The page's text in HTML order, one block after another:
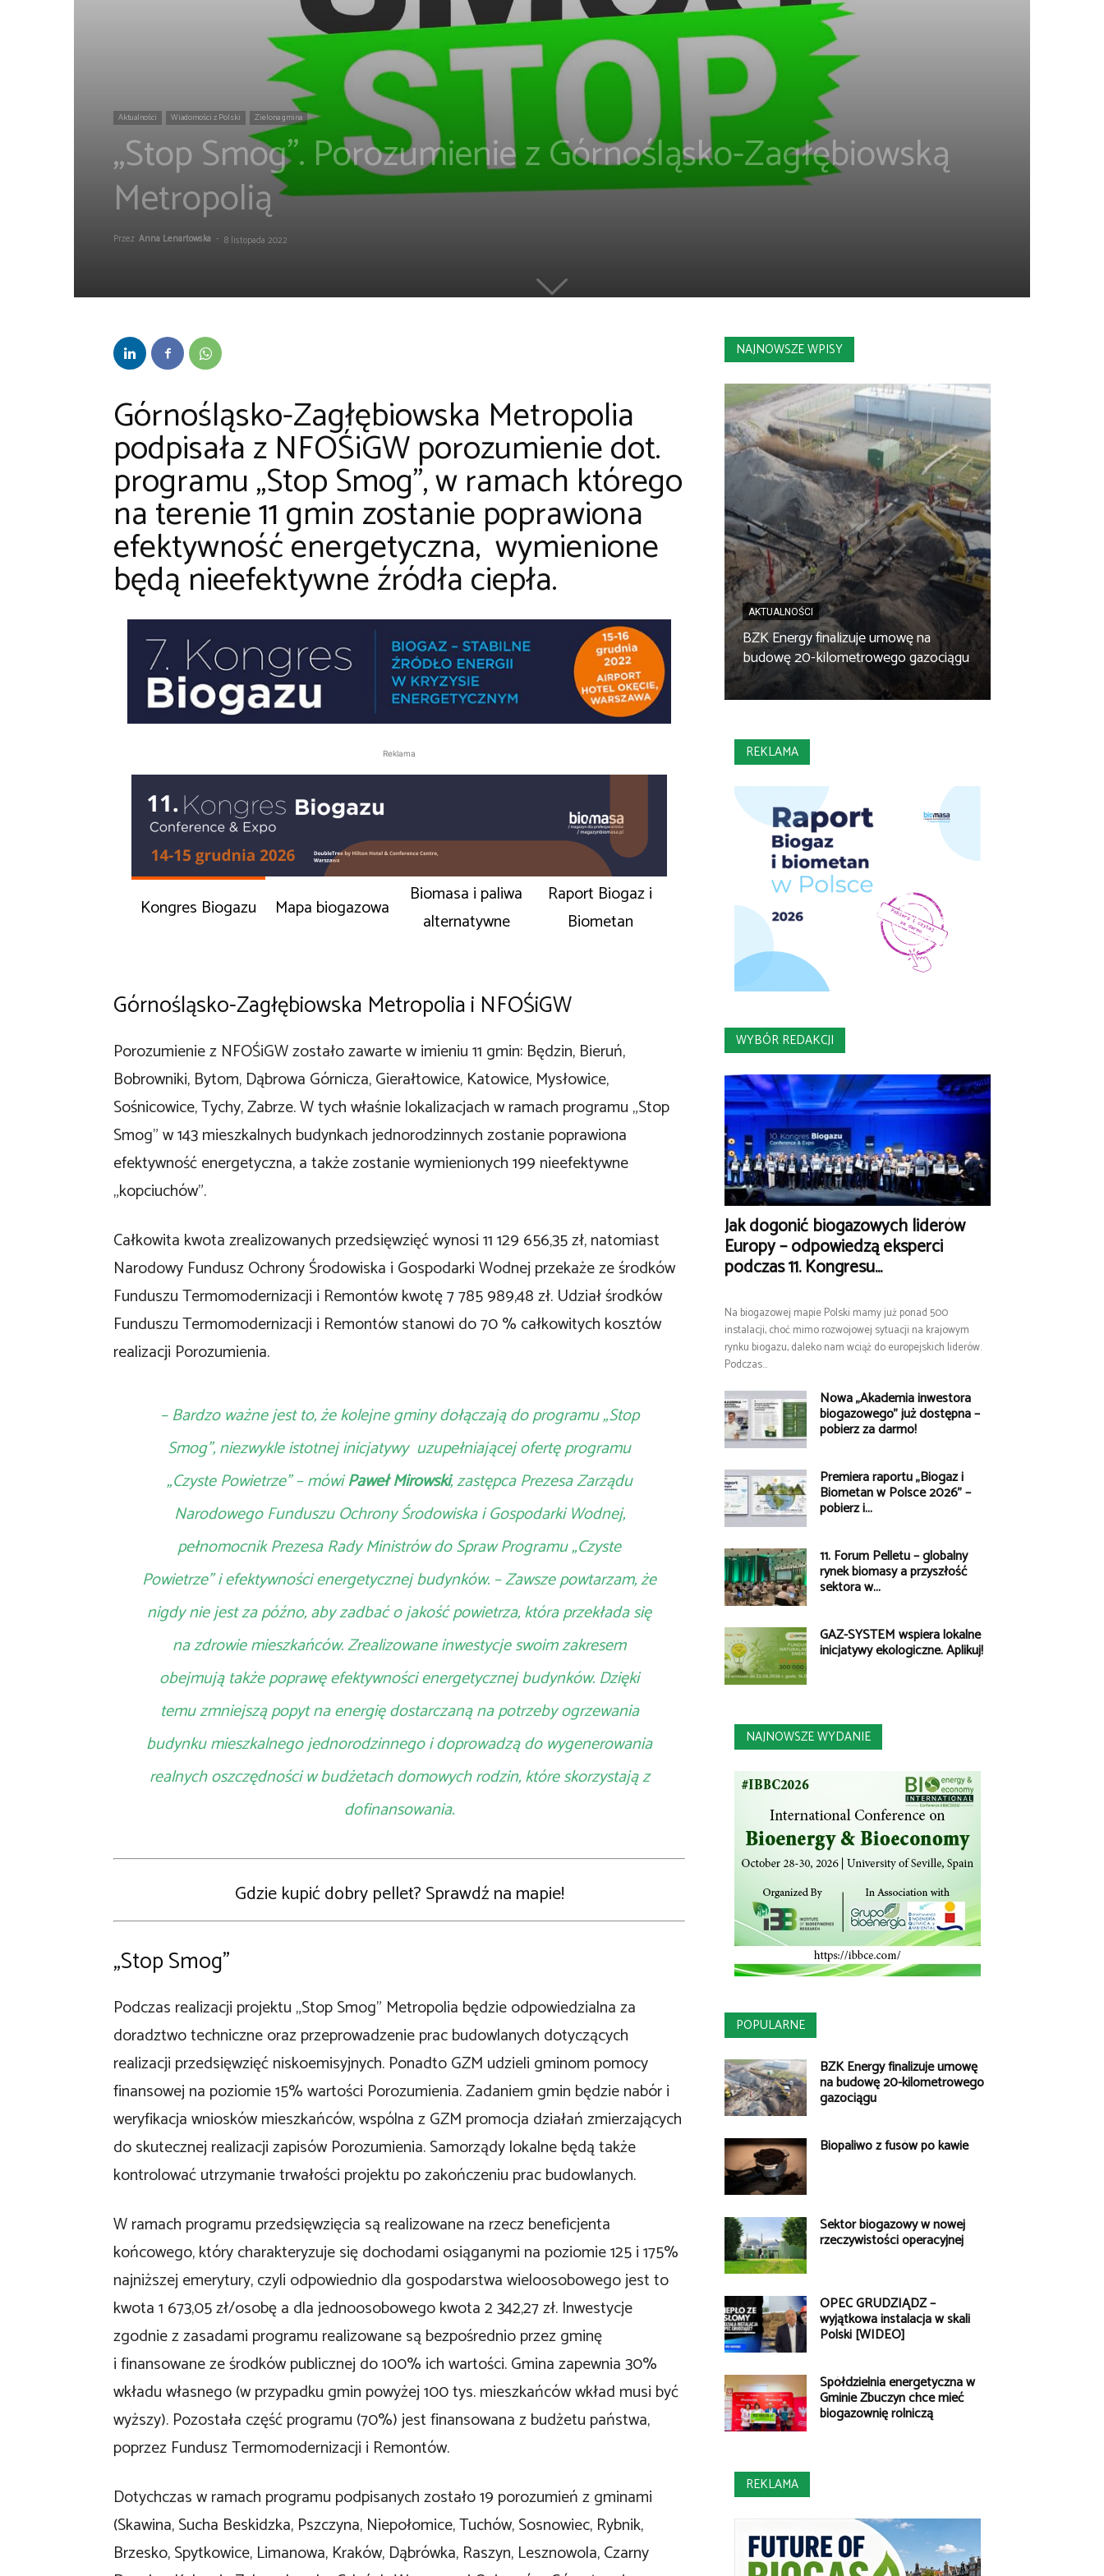
Aktualności Wiadomości z Polski Zielona gmina
„Stop Smog”. Porozumienie z Górnośląsko-Zagłębiowską
Metropolią
Przez Anna Lenartowska - 8 listopada 2022
Górnośląsko-Zagłębiowska Metropolia
podpisała z NFOŚiGW porozumienie dot.
programu „Stop Smog”, w ramach którego
na terenie 11 gmin zostanie poprawiona
efektywność energetyczna, wymienione
będą nieefektywne źródła ciepła.
Reklama
Kongres Biogazu Mapa biogazowa
Biomasa i paliwa
alternatywne
Raport Biogaz i
Biometan
Górnośląsko-Zagłębiowska Metropolia i NFOŚiGW
Porozumienie z NFOŚiGW zostało zawarte w imieniu 11 gmin: Będzin, Bieruń,
Bobrowniki, Bytom, Dąbrowa Górnicza, Gierałtowice, Katowice, Mysłowice,
Sośnicowice, Tychy, Zabrze. W tych właśnie lokalizacjach w ramach programu „Stop
Smog” w 143 mieszkalnych budynkach jednorodzinnych zostanie poprawiona
efektywność energetyczna, a także zostanie wymienionych 199 nieefektywne
„kopciuchów”.
Całkowita kwota zrealizowanych przedsięwzięć wynosi 11 129 656,35 zł, natomiast
Narodowy Fundusz Ochrony Środowiska i Gospodarki Wodnej przekaże ze środków
Funduszu Termomodernizacji i Remontów kwotę 7 785 989,48 zł. Udział środków
Funduszu Termomodernizacji i Remontów stanowi do 70 % całkowitych kosztów
realizacji Porozumienia.
– Bardzo ważne jest to, że kolejne gminy dołączają do programu „Stop
Smog”, niezwykle istotnej inicjatywy uzupełniającej ofertę programu
„Czyste Powietrze” – mówiPaweł Mirowski, zastępca Prezesa Zarządu
Narodowego Funduszu Ochrony Środowiska i Gospodarki Wodnej,
pełnomocnik Prezesa Rady Ministrów do Spraw Programu „Czyste
Powietrze” i efektywności energetycznej budynków. – Zawsze powtarzam, że
nigdy nie jest za późno, aby zadbać o jakość powietrza, która przekłada się
na zdrowie mieszkańców. Zrealizowane inwestycje swoim zakresem
obejmują także poprawę efektywności energetycznej budynków. Dzięki
temu zmniejszą popyt na energię dostarczaną na potrzeby ogrzewania
budynku mieszkalnego jednorodzinnego i doprowadzą do wygenerowania
realnych oszczędności w budżetach domowych rodzin, które skorzystają z
dofinansowania.
Gdzie kupić dobry pellet? Sprawdź na mapie!
„Stop Smog”
Podczas realizacji projektu „Stop Smog” Metropolia będzie odpowiedzialna za
doradztwo techniczne oraz przeprowadzenie prac budowlanych dotyczących
realizacji przedsięwzięć niskoemisyjnych. Ponadto GZM udzieli gminom pomocy
finansowej na poziomie 15% wartości Porozumienia. Zadaniem gmin będzie nabór i
weryfikacja wniosków mieszkańców, wspólna z GZM promocja działań zmierzających
do skutecznej realizacji zapisów Porozumienia. Samorządy lokalne będą także
kontrolować utrzymanie trwałości projektu po zakończeniu prac budowlanych.
W ramach programu przedsięwzięcia są realizowane na rzecz beneficjenta
końcowego, który charakteryzuje się dochodami osiąganymi na poziomie 125 i 175%
najniższej emerytury, czyli odpowiednio dla gospodarstwa wieloosobowego jest to
kwota 1 673,05 zł/osobę a dla jednoosobowego kwota 2 342,27 zł. Inwestycje
zgodnie z zasadami programu realizowane są bezpośrednio przez gminę
i finansowane ze środków publicznej do 100% ich wartości. Gmina zapewnia 30%
wkładu własnego (w przypadku gmin powyżej 100 tys. mieszkańców wkład musi być
wyższy). Pozostała część programu (70%) jest finansowana z budżetu państwa,
poprzez Fundusz Termomodernizacji i Remontów.
Dotychczas w ramach programu podpisanych zostało 19 porozumień z gminami
(Skawina, Sucha Beskidzka, Pszczyna, Niepołomice, Tuchów, Sosnowiec, Rybnik,
Brzesko, Spytkowice, Limanowa, Kraków, Dąbrówka, Raszyn, Lesznowola, Czarny
NAJNOWSZE WPISY
AKTUALNOŚCI
BZK Energy finalizuje umowę na
budowę 20-kilometrowego gazociągu
REKLAMA
WYBÓR REDAKCJI
Jak dogonić biogazowych liderów
Europy – odpowiedzą eksperci
podczas 11. Kongresu...
Na biogazowej mapie Polski mamy już ponad 500
instalacji, choć mimo rozwojowej sytuacji na krajowym
rynku biogazu, daleko nam wciąż do europejskich liderów.
Podczas...
Nowa „Akademia inwestora
biogazowego” już dostępna –
pobierz za darmo!
Premiera raportu „Biogaz i
Biometan w Polsce 2026” –
pobierz i...
11. Forum Pelletu – globalny
rynek biomasy a przyszłość
sektora w...
GAZ-SYSTEM wspiera lokalne
inicjatywy ekologiczne. Aplikuj!
NAJNOWSZE WYDANIE
POPULARNE
BZK Energy finalizuje umowę
na budowę 20-kilometrowego
gazociągu
Biopaliwo z fusów po kawie
Sektor biogazowy w nowej
rzeczywistości operacyjnej
OPEC GRUDZIĄDZ –
wyjątkowa instalacja w skali
Polski [WIDEO]
Spółdzielnia energetyczna w
Gminie Zbuczyn chce mieć
biogazownię rolniczą
REKLAMA